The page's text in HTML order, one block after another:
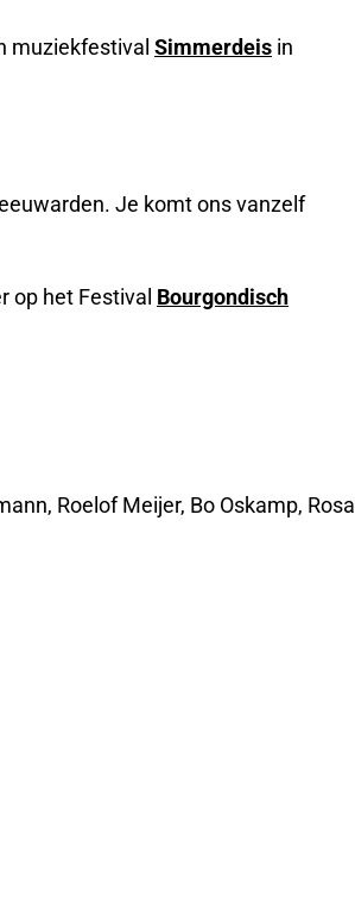
muziekfestival Simmerdeis in
Je komt ons vanzelf
op het Festival Bourgondisch
Roelof Meijer, Bo Oskamp, Rosa